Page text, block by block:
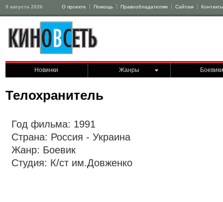
9 августа 2026 О проекте Помощь Правообладателям Сайтам Контакты
Новинки Жанры Боевики
Телохранитель
Год фильма: 1991
Страна: Россия - Украина
Жанр: Боевик
Студия: К/ст им.Довженко